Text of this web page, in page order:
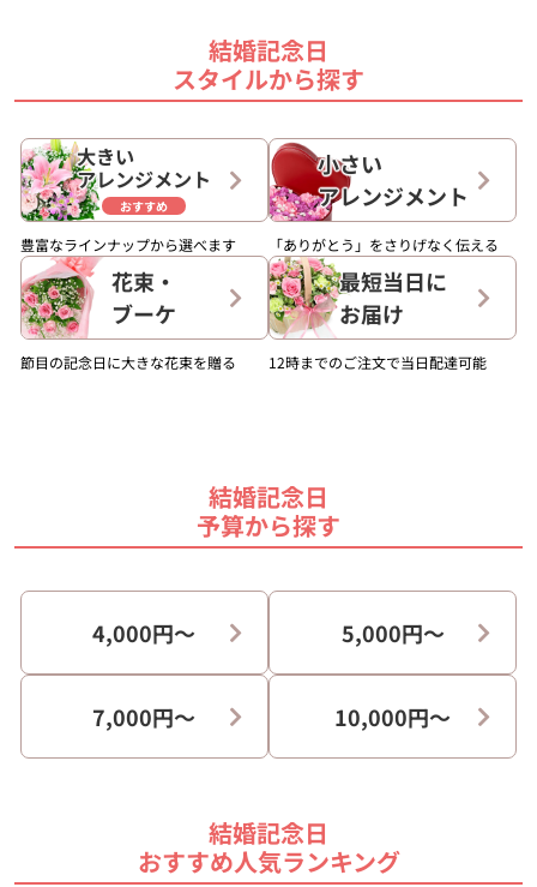
結婚記念日
スタイルから探す
大きい
アレンジメント
おすすめ
豊富なラインナップから選べます
小さい
アレンジメント
「ありがとう」をさりげなく伝える
花束・
ブーケ
節目の記念日に大きな花束を贈る
最短当日に
お届け
12時までのご注文で当日配達可能
結婚記念日
予算から探す
4,000円〜 5,000円〜
7,000円〜 10,000円〜
結婚記念日
おすすめ人気ランキング